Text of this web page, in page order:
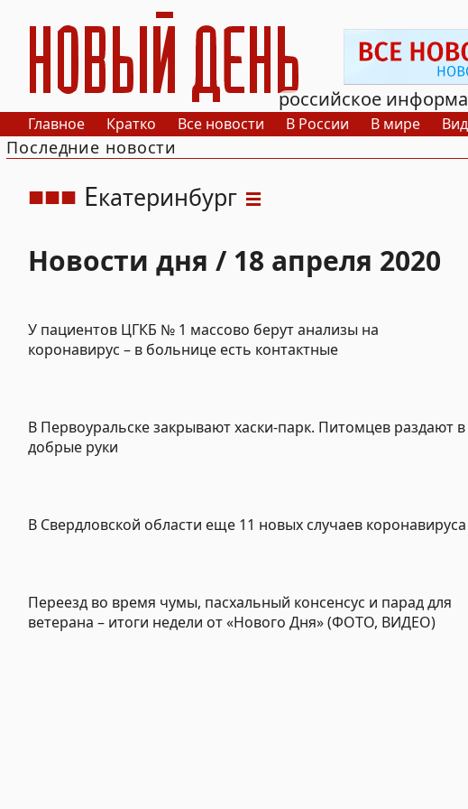
РИА Новый День
российское
Главное Кратко Все новости В России В мире
Последние новости
Екатеринбург
Новости дня / 18 апреля 2020
У пациентов ЦГКБ № 1 массово берут анализы на
коронавирус – в больнице есть контактные
В Первоуральске закрывают хаски-парк. Питомцев раздают в
добрые руки
В Свердловской области еще 11 новых случаев коронавируса
Переезд во время чумы, пасхальный консенсус и парад для
ветерана – итоги недели от «Нового Дня» (ФОТО, ВИДЕО)